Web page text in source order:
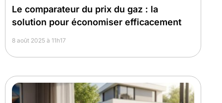
Le comparateur du prix du gaz : la
solution pour économiser efficacement
8 août 2025 à 11h17